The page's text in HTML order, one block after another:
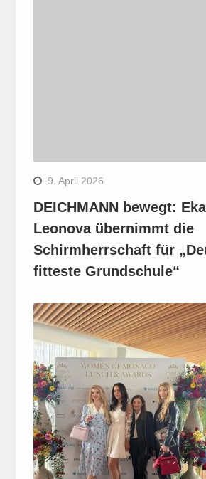
9. April 2026
DEICHMANN bewegt:
Leonova übernimmt die
Schirmherrschaft für
fitteste Grundschule“